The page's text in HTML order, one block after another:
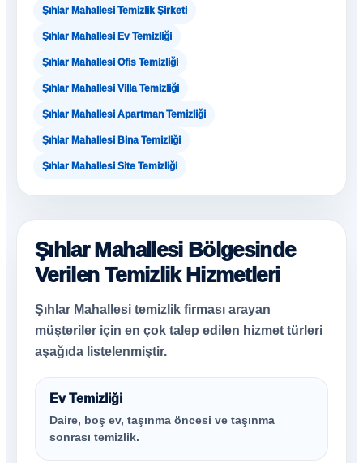
Şıhlar Mahallesi Temizlik Şirketi
Şıhlar Mahallesi Ev Temizliği
Şıhlar Mahallesi Ofis Temizliği
Şıhlar Mahallesi Villa Temizliği
Şıhlar Mahallesi Apartman Temizliği
Şıhlar Mahallesi Bina Temizliği
Şıhlar Mahallesi Site Temizliği
Şıhlar Mahallesi Bölgesinde
Verilen Temizlik Hizmetleri
Şıhlar Mahallesi temizlik firması arayan
müşteriler için en çok talep edilen hizmet türleri
aşağıda listelenmiştir.
Ev Temizliği
Daire, boş ev, taşınma öncesi ve taşınma
sonrası temizlik.